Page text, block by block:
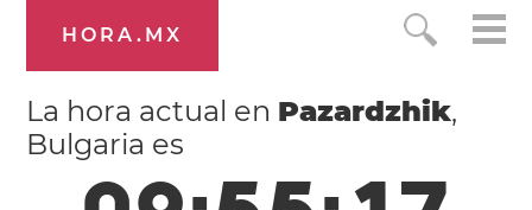
HORA.MX
La hora actual en Pazardzhik,
Bulgaria es